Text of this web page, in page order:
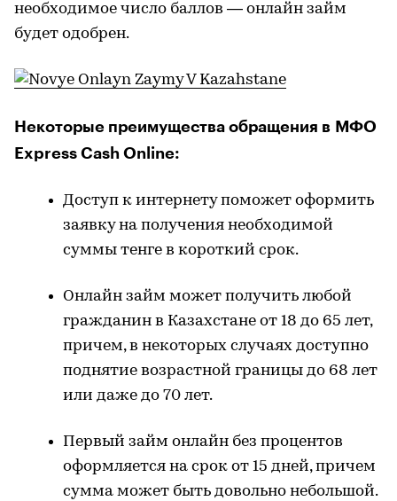
необходимое число баллов — онлайн займ
будет одобрен.
Некоторые преимущества обращения в МФО
Express Cash Online:
Доступ к интернету поможет оформить
заявку на получения необходимой
суммы тенге в короткий срок.
Онлайн займ может получить любой
гражданин в Казахстане от 18 до 65 лет,
причем, в некоторых случаях доступно
поднятие возрастной границы до 68 лет
или даже до 70 лет.
Первый займ онлайн без процентов
оформляется на срок от 15 дней, причем
сумма может быть довольно небольшой.